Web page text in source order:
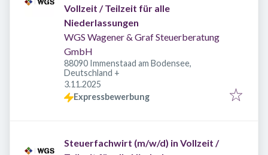
Vollzeit / Teilzeit für alle
Niederlassungen
WGS Wagener & Graf Steuerberatung
GmbH
88090 Immenstaad am Bodensee,
Deutschland +
Veröffentlicht
3.11.2025
Expressbewerbung
Steuerfachwirt (m/w/d) in Vollzeit /